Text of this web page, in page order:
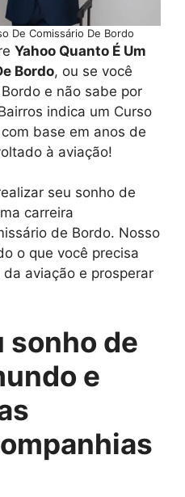
De Comissário De Bordo
Yahoo Quanto É Um
Bordo, ou se você
e não sabe por
indica um Curso
base em anos de
à aviação!
seu sonho de
carreira
de Bordo. Nosso
o que você precisa
aviação e prosperar
sonho de
e